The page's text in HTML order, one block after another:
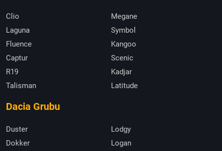
Clio
Megane
Laguna
Symbol
Fluence
Kangoo
Captur
Scenic
R19
Kadjar
Talisman
Latitude
Dacia Grubu
Duster
Lodgy
Dokker
Logan